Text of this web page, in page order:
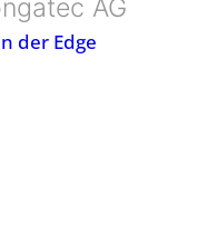
AG
der Edge